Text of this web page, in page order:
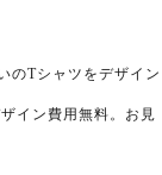
のTシャツをデザイン
イン費用無料。お見